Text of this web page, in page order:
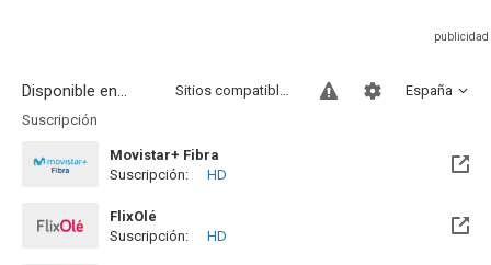
Disponible en... España
Sitios compatibles
Suscripción
Movistar+ Fibra
Disponible hasta el Vie, 01 Ene 2100 (Quedan 73 años)
Suscripción: HD
FlixOlé
Suscripción:
HD